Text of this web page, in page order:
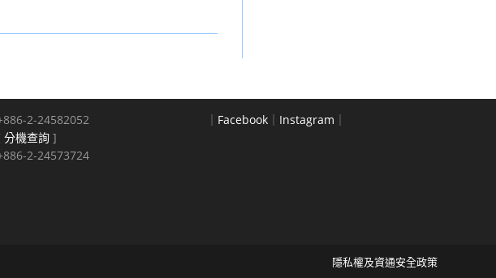
2-24582052
分機查詢 ]
2-24573724
｜ Facebook ｜ Instagram ｜
隱私權及資通安全政策